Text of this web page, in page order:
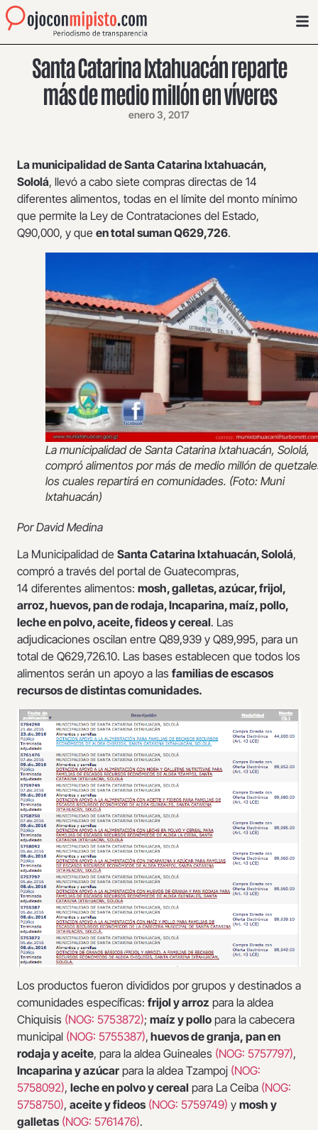
Santa Catarina Ixtahuacán reparte
más de medio millón en víveres
enero 3, 2017
La municipalidad de Santa Catarina Ixtahuacán,
Sololá, llevó a cabo siete compras directas de 14
diferentes alimentos, todas en el límite del monto mínimo
que permite la Ley de Contrataciones del Estado,
Q90,000, y que en total suman Q629,726.
La municipalidad de Santa Catarina Ixtahuacán, Sololá,
compró alimentos por más de medio millón de
los cuales repartirá en comunidades. (Foto: Muni
Ixtahuacán)
Por David Medina
La Municipalidad de Santa Catarina Ixtahuacán, Sololá,
compró a través del portal de Guatecompras,
14 diferentes alimentos: mosh, galletas, azúcar, frijol,
arroz, huevos, pan de rodaja, Incaparina, maíz, pollo,
leche en polvo, aceite, fideos y cereal. Las
adjudicaciones oscilan entre Q89,939 y Q89,995, para un
total de Q629,726.10. Las bases establecen que todos los
alimentos serán un apoyo a las familias de escasos
recursos de distintas comunidades.
Los productos fueron divididos por grupos y destinados a
comunidades específicas: frijol y arroz para la aldea
Chiquisis (NOG: 5753872); maíz y pollo para la cabecera
municipal (NOG: 5755387), huevos de granja, pan en
rodaja y aceite, para la aldea Guineales (NOG: 5757797),
Incaparina y azúcar para la aldea Tzampoj (NOG:
5758092), leche en polvo y cereal para La Ceiba (NOG:
5758750), aceite y fideos (NOG: 5759749) y mosh y
galletas (NOG: 5761476).